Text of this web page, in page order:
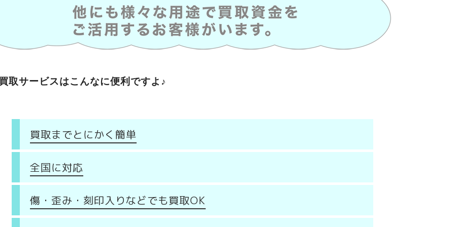
取サービスはこんなに便利ですよ♪
買取までとにかく簡単
全国に対応
傷・歪み・刻印入りなどでも買取OK